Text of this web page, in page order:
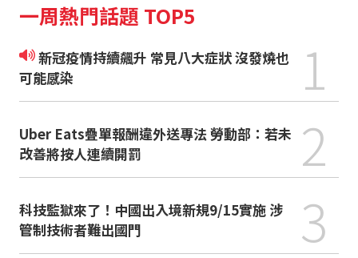
一周熱門話題 TOP5
新冠疫情持續飆升 常見八大症狀 沒發燒也
可能感染
1
Uber Eats疊單報酬違外送專法 勞動部：若未
改善將按人連續開罰
2
科技監獄來了！中國出入境新規9/15實施 涉
管制技術者難出國門
3